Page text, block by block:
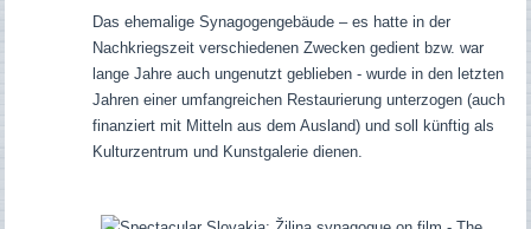
Das ehemalige Synagogengebäude – es hatte in der
Nachkriegszeit verschiedenen Zwecken gedient bzw. war
lange Jahre auch ungenutzt geblieben - wurde in den letzten
Jahren einer umfangreichen Restaurierung unterzogen (auch
finanziert mit Mitteln aus dem Ausland) und soll künftig als
Kulturzentrum und Kunstgalerie dienen.